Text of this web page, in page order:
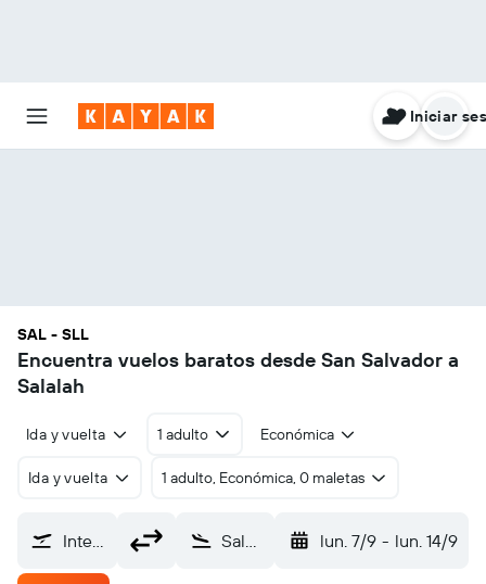
Iniciar
SAL - SLL
Encuentra vuelos baratos desde San Salvador a
Salalah
Ida y vuelta 1 adulto Económica
Ida y vuelta 1 adulto, Económica, 0 maletas
Internacional de El Salvador (SAL) Salalah (SLL) lun. 7/9 - lun. 14/9